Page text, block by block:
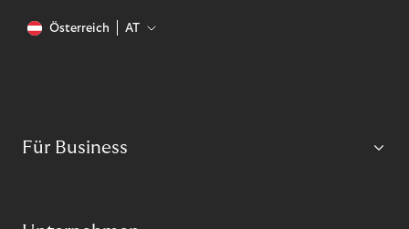
Österreich AT
Für Business